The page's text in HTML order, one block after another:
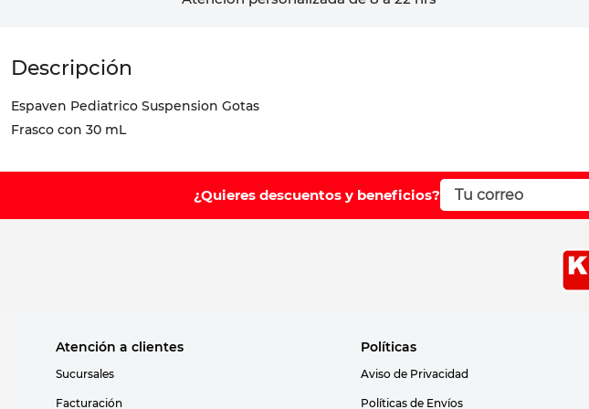
Espaven Pediatrico Suspension Gotas
Frasco con 30 mL
¿Quieres descuentos y beneficios?
Atención a clientes
Sucursales
Facturación
Políticas
Aviso de Privacidad
Políticas de Envíos